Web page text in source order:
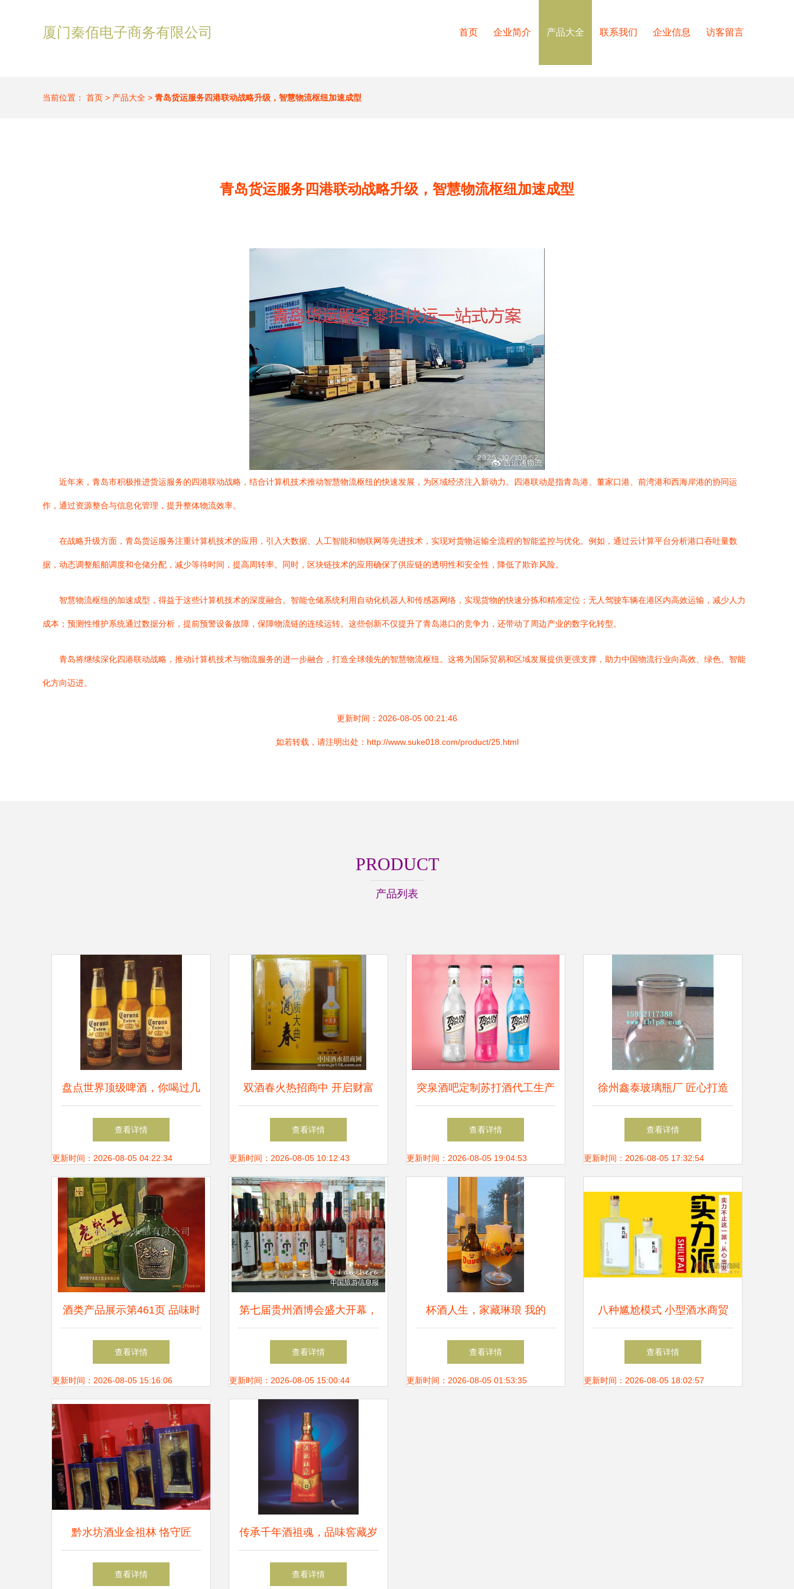
厦门秦佰电子商务有限公司 首页 企业简介 产品大全 联系我们 企业信息 访客留言
当前位置： 首页 > 产品大全 > 青岛货运服务四港联动战略升级，智慧物流枢纽加速成型
青岛货运服务四港联动战略升级，智慧物流枢纽加速成型
近年来，青岛市积极推进货运服务的四港联动战略，结合计算机技术推动智慧物流枢纽的快速发展，为区域经济注入新动力。四港联动是指青岛港、董家口港、前湾港和西海岸港的协同运
作，通过资源整合与信息化管理，提升整体物流效率。
在战略升级方面，青岛货运服务注重计算机技术的应用，引入大数据、人工智能和物联网等先进技术，实现对货物运输全流程的智能监控与优化。例如，通过云计算平台分析港口吞吐量数
据，动态调整船舶调度和仓储分配，减少等待时间，提高周转率。同时，区块链技术的应用确保了供应链的透明性和安全性，降低了欺诈风险。
智慧物流枢纽的加速成型，得益于这些计算机技术的深度融合。智能仓储系统利用自动化机器人和传感器网络，实现货物的快速分拣和精准定位；无人驾驶车辆在港区内高效运输，减少人力
成本；预测性维护系统通过数据分析，提前预警设备故障，保障物流链的连续运转。这些创新不仅提升了青岛港口的竞争力，还带动了周边产业的数字化转型。
青岛将继续深化四港联动战略，推动计算机技术与物流服务的进一步融合，打造全球领先的智慧物流枢纽。这将为国际贸易和区域发展提供更强支撑，助力中国物流行业向高效、绿色、智能
化方向迈进。
更新时间：2026-08-05 00:21:46
如若转载，请注明出处：http://www.suke018.com/product/25.html
PRODUCT
产品列表
盘点世界顶级啤酒，你喝过几
种？
查看详情
更新时间：2026-08-05 04:22:34
双酒春火热招商中 开启财富
新篇章，共酿醇香未来
查看详情
更新时间：2026-08-05 10:12:43
突泉酒吧定制苏打酒代工生产
厂 打造专属风味，引领微醺
新潮流
查看详情
更新时间：2026-08-05 19:04:53
徐州鑫泰玻璃瓶厂 匠心打造
调酒瓶与饮料瓶的玻璃艺术
查看详情
更新时间：2026-08-05 17:32:54
酒类产品展示第461页 品味时
间的佳酿
查看详情
更新时间：2026-08-05 15:16:06
第七届贵州酒博会盛大开幕，
本土酒业创新产品闪耀登场
查看详情
更新时间：2026-08-05 15:00:44
杯酒人生，家藏琳琅 我的
「长长酒酒」饮料杯具收藏赏
查看详情
更新时间：2026-08-05 01:53:35
八种尴尬模式 小型酒水商贸
公司的突围困境
查看详情
更新时间：2026-08-05 18:02:57
黔水坊酒业金祖林 恪守匠
心，将高品质美酒奉献给消费
查看详情
传承千年酒祖魂，品味窖藏岁
月香——洛阳杜康酒祖杜康窖
查看详情